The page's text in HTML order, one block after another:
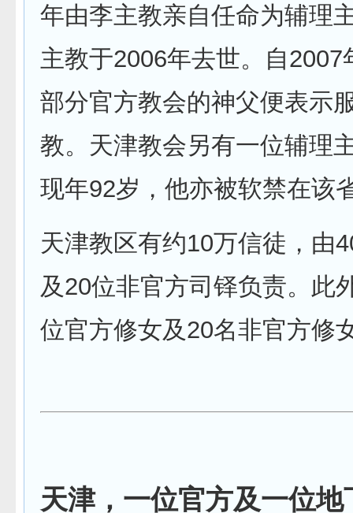
年由李主教亲自任命为辅理
主教于2006年去世。自2007
部分官方教会的神父便表示
教。天津教会另有一位辅理
现年92岁，他亦被软禁在该
天津教区有约10万信徒，由
及20位非官方司铎负责。此
位官方修女及20名非官方修
天津，一位官方及一位地